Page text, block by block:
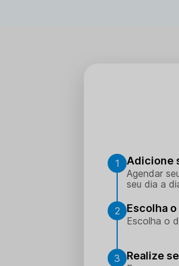
1 Adicione
Agendar
seu dia a
2 Escolha o
Escolha o
3 Realize